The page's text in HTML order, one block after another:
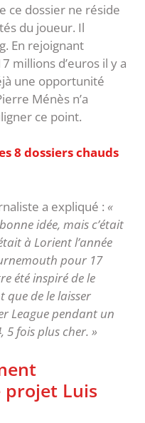
ce dossier ne réside
du joueur. Il
En rejoignant
millions d’euros il y a
une opportunité
Ménès n’a
ce point.
8 dossiers chauds
a expliqué : «
idée, mais c’était
à Lorient l’année
pour 17
été inspiré de le
de le laisser
League pendant un
fois plus cher. »
projet Luis